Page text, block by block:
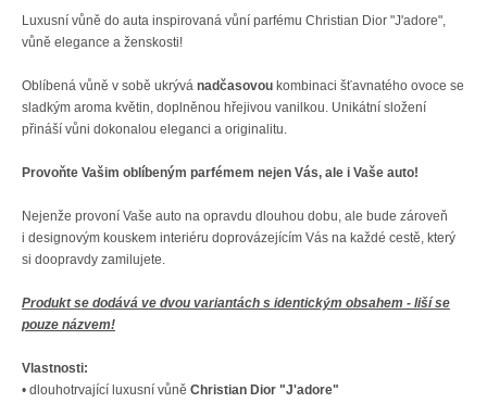
Luxusní vůně do auta inspirovaná vůní parfému Christian Dior "J'adore",
vůně elegance a ženskosti!
Oblíbená vůně v sobě ukrývá nadčasovou kombinaci šťavnatého ovoce se
sladkým aroma květin, doplněnou hřejivou vanilkou. Unikátní složení
přináší vůni dokonalou eleganci a originalitu.
Provoňte Vašim oblíbeným parfémem nejen Vás, ale i Vaše auto!
Nejenže provoní Vaše auto na opravdu dlouhou dobu, ale bude zároveň
i designovým kouskem interiéru doprovázejícím Vás na každé cestě, který
si doopravdy zamilujete.
Produkt se dodává ve dvou variantách s identickým obsahem - liší se
pouze názvem!
Vlastnosti:
• dlouhotrvající luxusní vůně Christian Dior "J'adore"